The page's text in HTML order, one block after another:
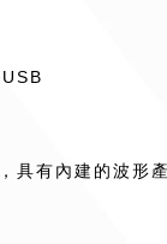
有內建的波形